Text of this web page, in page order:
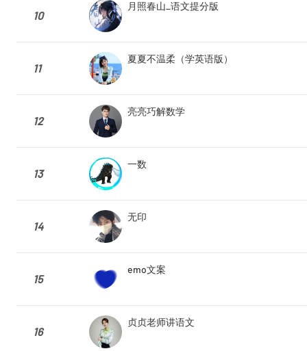
10
月照春山_语文提分版
11
夏夏不温柔（学英语版）
12
亮亮巧解数学
13
一数
14
无印
15
emo文案
16
贞贞老师讲语文